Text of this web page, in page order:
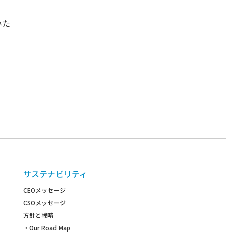
サステナビリティ
CEOメッセージ
CSOメッセージ
方針と戦略
・Our Road Map